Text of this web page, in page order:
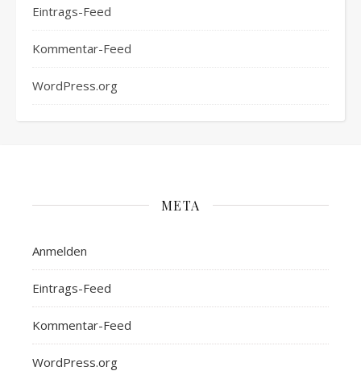
Eintrags-Feed
Kommentar-Feed
WordPress.org
META
Anmelden
Eintrags-Feed
Kommentar-Feed
WordPress.org